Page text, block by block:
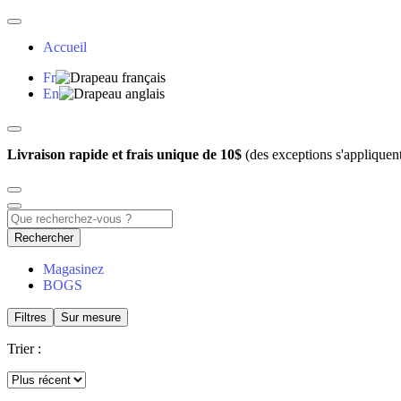
Accueil
Fr
En
Livraison rapide et frais unique de 10$ (des exceptions
Rechercher
Magasinez
BOGS
Filtres Sur mesure
Trier :